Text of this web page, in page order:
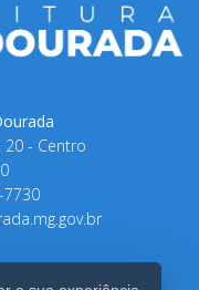
20 - Centro
7730